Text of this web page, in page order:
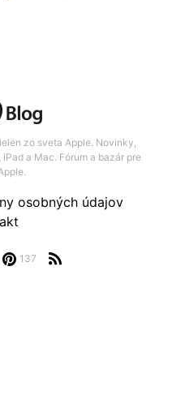
zo sveta Apple. Novinky,
a Mac. Fórum a bazár pre
137
osobných údajov